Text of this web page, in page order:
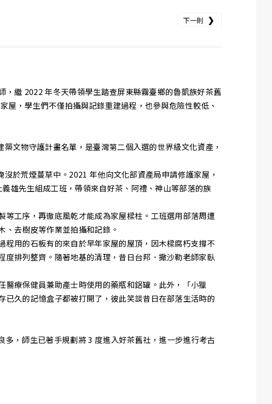
下一則 ❯
繼 2022 年冬天帶領學生踏查屏東縣霧臺鄉的魯凱族好茶舊
，學生們不僅拍攝與記錄重建過程，也參與危險性較低、
文物守護計畫名單，是臺灣第二個入選的世界級文化資產，
於荒煙蔓草中。2021 年他向文化部資產局申請修護家屋，
雄先生組成工班，帶領來自好茶、阿禮、神山等部落的族
工序，再徹底風乾才能成為家屋樑柱。工班選用部落周遭
去樹皮等作業並拍攝和記錄。
用的石板有的來自於早年家屋的屋頂，因木樑腐朽支撐不
排列整齊。隨著地基的清理，昔日台邦．撒沙勒老師家臥
療保健員兼助產士時使用的藥瓶和鋁罐。此外，「小獵
久的記憶盒子都被打開了，彼此笑談昔日在部落生活時的
，師生已著手規劃將 3 度進入好茶舊社，進一步進行考古